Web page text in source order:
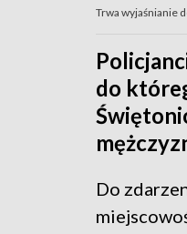
Trwa wyjaśnianie
do
Do